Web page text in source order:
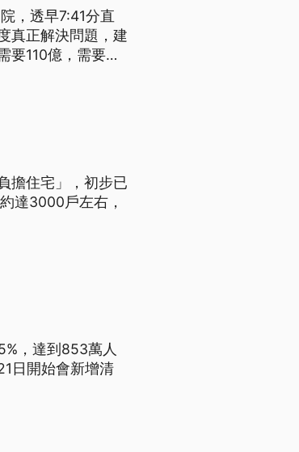
，透早7:41分直
真正解決問題，建
要110億，需要大
擔住宅」，初步已
達3000戶左右，
，達到853萬人
日開始會新增清